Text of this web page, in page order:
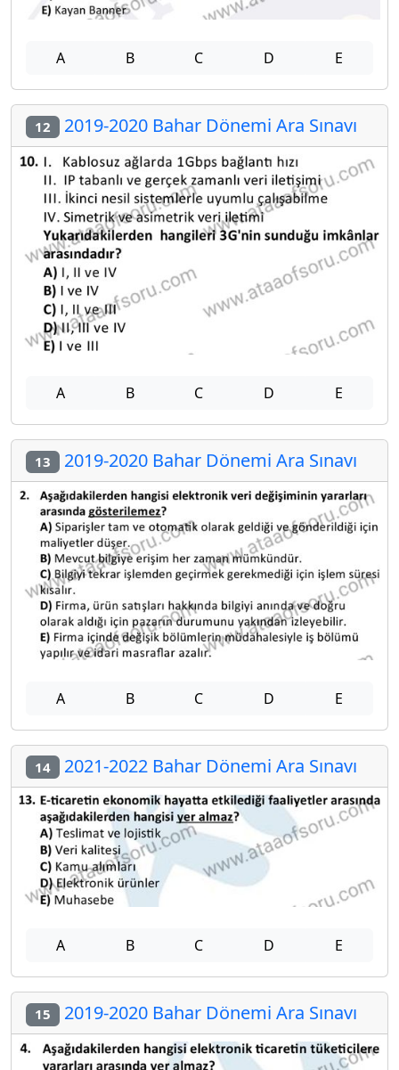
A B C D E
12 2019-2020 Bahar Dönemi Ara Sınavı
A B C D E
13 2019-2020 Bahar Dönemi Ara Sınavı
A B C D E
14 2021-2022 Bahar Dönemi Ara Sınavı
A B C D E
15 2019-2020 Bahar Dönemi Ara Sınavı